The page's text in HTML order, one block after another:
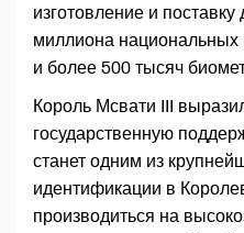
изготовление и
миллиона национальных
и более 500 тысяч
Король Мсвати III
государственную
станет одним из
идентификации в
производиться на